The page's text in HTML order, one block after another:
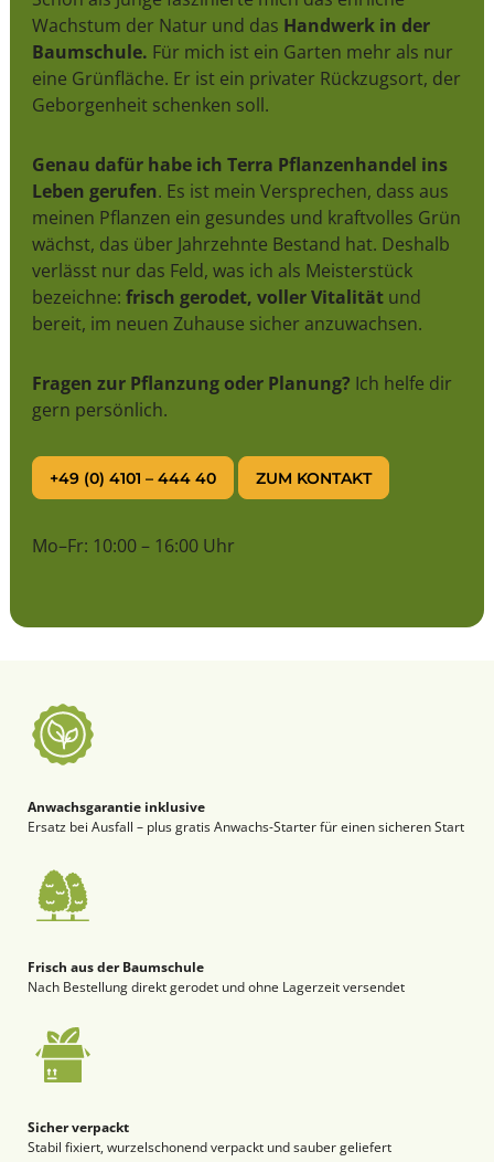
Wachstum der Natur und das Handwerk in der
Baumschule. Für mich ist ein Garten mehr als nur
eine Grünfläche. Er ist ein privater Rückzugsort, der
Geborgenheit schenken soll.
Genau dafür habe ich Terra Pflanzenhandel ins
Leben gerufen. Es ist mein Versprechen, dass aus
meinen Pflanzen ein gesundes und kraftvolles Grün
wächst, das über Jahrzehnte Bestand hat. Deshalb
verlässt nur das Feld, was ich als Meisterstück
bezeichne: frisch gerodet, voller Vitalitätund
bereit, im neuen Zuhause sicher anzuwachsen.
Fragen zur Pflanzung oder Planung? Ich helfe dir
gern persönlich.
+49 (0) 4101 – 444 40 ZUM KONTAKT
Mo–Fr: 10:00 – 16:00 Uhr
Anwachsgarantie inklusive
Ersatz bei Ausfall – plus gratis Anwachs-Starter für einen sicheren Start
Frisch aus der Baumschule
Nach Bestellung direkt gerodet und ohne Lagerzeit versendet
Sicher verpackt
Stabil fixiert, wurzelschonend verpackt und sauber geliefert